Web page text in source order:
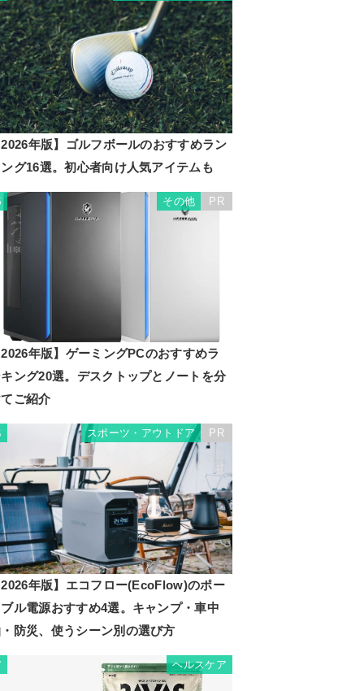
年版】ゴルフボールのおすすめラン
グ16選。初心者向け人気アイテムも
その他 PR
年版】ゲーミングPCのおすすめラ
ング20選。デスクトップとノートを分
ご紹介
スポーツ・アウトドア PR
年版】エコフロー(EcoFlow)のポー
ル電源おすすめ4選。キャンプ・車中
防災、使うシーン別の選び方
ヘルスケア